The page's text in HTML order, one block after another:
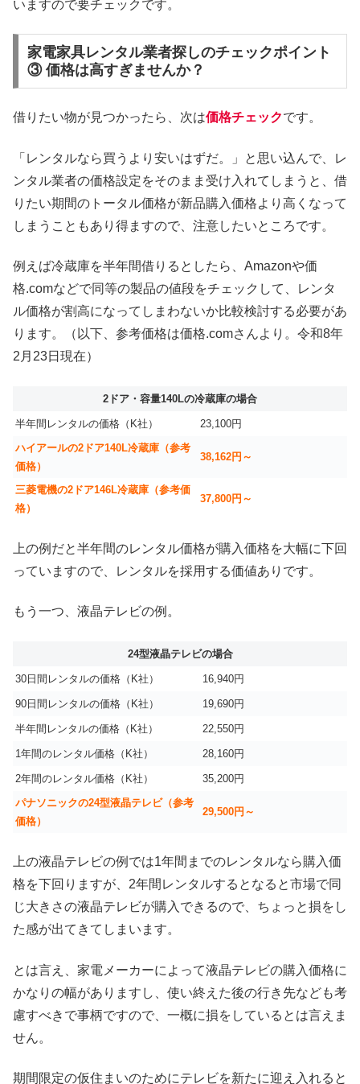
いますので要チェックです。
家電家具レンタル業者探しのチェックポイント
③ 価格は高すぎませんか？
借りたい物が見つかったら、次は価格チェックです。
「レンタルなら買うより安いはずだ。」と思い込んで、レ
ンタル業者の価格設定をそのまま受け入れてしまうと、借
りたい期間のトータル価格が新品購入価格より高くなって
しまうこともあり得ますので、注意したいところです。
例えば冷蔵庫を半年間借りるとしたら、Amazonや価
格.comなどで同等の製品の値段をチェックして、レンタ
ル価格が割高になってしまわないか比較検討する必要があ
ります。（以下、参考価格は価格.comさんより。令和8年
2月23日現在）
2ドア・容量140Lの冷蔵庫の場合
半年間レンタルの価格（K社）
23,100円
ハイアールの2ドア140L冷蔵庫（参考
価格）
38,162円～
三菱電機の2ドア146L冷蔵庫（参考価
格）
37,800円～
上の例だと半年間のレンタル価格が購入価格を大幅に下回
っていますので、レンタルを採用する価値ありです。
もう一つ、液晶テレビの例。
24型液晶テレビの場合
30日間レンタルの価格（K社） 16,940円
90日間レンタルの価格（K社） 19,690円
半年間レンタルの価格（K社） 22,550円
1年間のレンタル価格（K社） 28,160円
2年間のレンタル価格（K社）
35,200円
パナソニックの24型液晶テレビ（参考
価格）
29,500円～
上の液晶テレビの例では1年間までのレンタルなら購入価
格を下回りますが、2年間レンタルするとなると市場で同
じ大きさの液晶テレビが購入できるので、ちょっと損をし
た感が出てきてしまいます。
とは言え、家電メーカーによって液晶テレビの購入価格に
かなりの幅がありますし、使い終えた後の行き先なども考
慮すべきで事柄ですので、一概に損をしているとは言えま
せん。
期間限定の仮住まいのためにテレビを新たに迎え入れると